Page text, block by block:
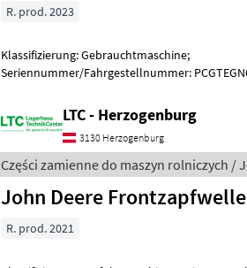
R. prod. 2023
Klassifizierung: Gebrauchtmaschine;
Seriennummer/Fahrgestellnummer:
LTC - Herzogenburg
3130 Herzogenburg
Części zamienne do maszyn rolniczych /
John Deere Frontzapfwelle
R. prod. 2021